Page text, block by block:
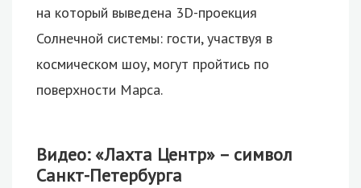
на который выведена 3D-проекция
Солнечной системы: гости, участвуя в
космическом шоу, могут пройтись по
поверхности Марса.
Видео: «Лахта Центр» – символ
Санкт-Петербурга